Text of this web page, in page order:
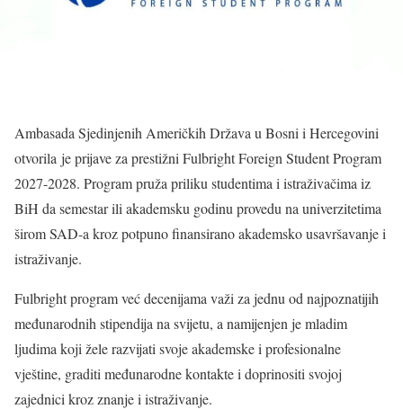
Ambasada Sjedinjenih Američkih Država u Bosni i Hercegovini
otvorila je prijave za prestižni Fulbright Foreign Student Program
2027-2028. Program pruža priliku studentima i istraživačima iz
BiH da semestar ili akademsku godinu provedu na univerzitetima
širom SAD-a kroz potpuno finansirano akademsko usavršavanje i
istraživanje.
Fulbright program već decenijama važi za jednu od najpoznatijih
međunarodnih stipendija na svijetu, a namijenjen je mladim
ljudima koji žele razvijati svoje akademske i profesionalne
vještine, graditi međunarodne kontakte i doprinositi svojoj
zajednici kroz znanje i istraživanje.